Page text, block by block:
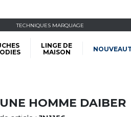
TECHNIQUES MARQUAGE
LINGE DE
MAISON
HOMME DAIBER